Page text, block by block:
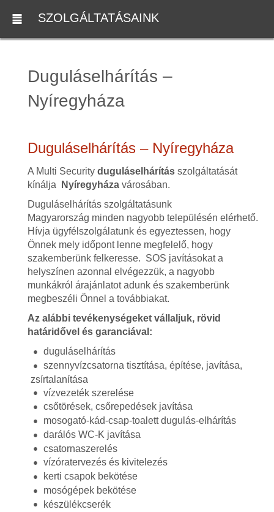
SZOLGÁLTATÁSAINK
Duguláselhárítás –
Nyíregyháza
Duguláselhárítás – Nyíregyháza
A Multi Security duguláselhárításszolgáltatását
kínálja
Nyíregyházavárosában.
Duguláselhárítás szolgáltatásunk
Magyarország minden nagyobb településén elérhető.
Hívja ügyfélszolgálatunk és egyeztessen, hogy
Önnek mely időpont lenne megfelelő, hogy
szakemberünk felkeresse. SOS javításokat a
helyszínen azonnal elvégezzük, a nagyobb
munkákról árajánlatot adunk és szakemberünk
megbeszéli Önnel a továbbiakat.
Az alábbi tevékenységeket vállaljuk, rövid
határidővel és garanciával:
duguláselhárítás
szennyvízcsatorna tisztítása, építése, javítása,
zsírtalanítása
vízvezeték szerelése
csőtörések, csőrepedések javítása
mosogató-kád-csap-toalett dugulás-elhárítás
darálós WC-K javítása
csatornaszerelés
vízóratervezés és kivitelezés
kerti csapok bekötése
mosógépek bekötése
készülékcserék